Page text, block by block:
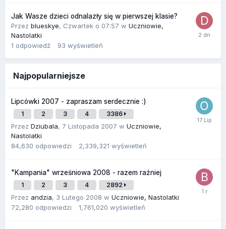
Jak Wasze dzieci odnalazły się w pierwszej klasie?
Przez blueskye, Czwartek o 07:57 w Uczniowie,
Nastolatki
1 odpowiedź 93 wyświetleń
Najpopularniejsze
Lipcówki 2007 - zapraszam serdecznie :)
1 2 3 4 3386
Przez Dziubala, 7 Listopada 2007 w Uczniowie,
Nastolatki
84,630 odpowiedzi 2,339,321 wyświetleń
"Kampania" wrześniowa 2008 - razem raźniej
1 2 3 4 2892
Przez andzia, 3 Lutego 2008 w Uczniowie, Nastolatki
72,280 odpowiedzi 1,761,020 wyświetleń